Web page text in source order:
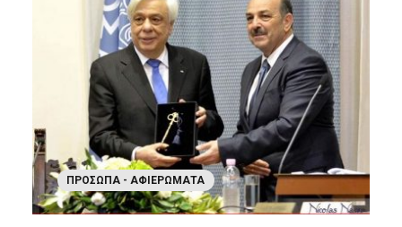
ΠΡΌΣΩΠΑ - ΑΦΙΕΡΏΜΑΤΑ